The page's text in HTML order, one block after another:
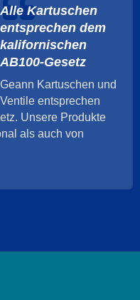
Alle Kartuschen
entsprechen dem
kalifornischen
AB100-Gesetz
Geann Kartuschen und
Ventile entsprechen
Unsere Produkte
als auch von